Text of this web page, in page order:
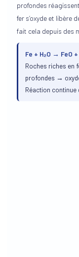
profondes
fer s’oxyde et libère
fait cela depuis des
Fe + H₂O → FeO +
Roches riches en
profondes →
Réaction continue